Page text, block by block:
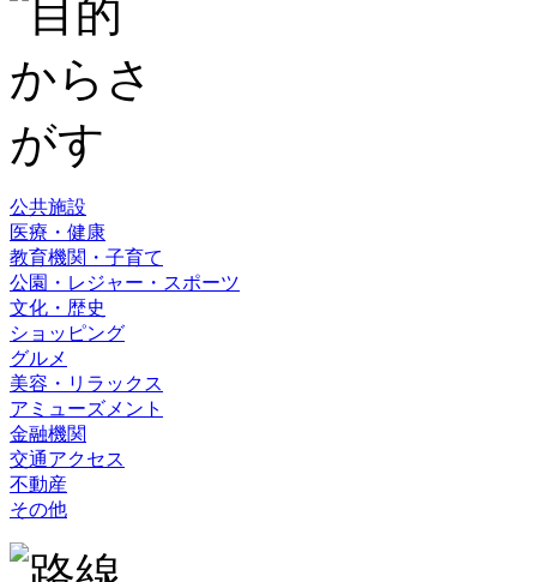
公共施設
医療・健康
教育機関・子育て
公園・レジャー・スポーツ
文化・歴史
ショッピング
グルメ
美容・リラックス
アミューズメント
金融機関
交通アクセス
不動産
その他